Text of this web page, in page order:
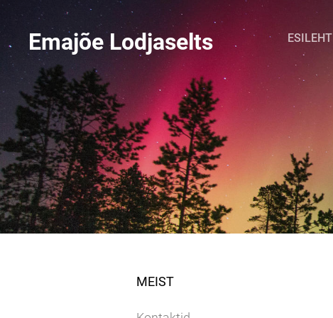
Emajõe Lodjaselts ESILEHT
MEIST